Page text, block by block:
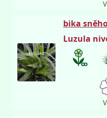
Hruška
bika
Luzula